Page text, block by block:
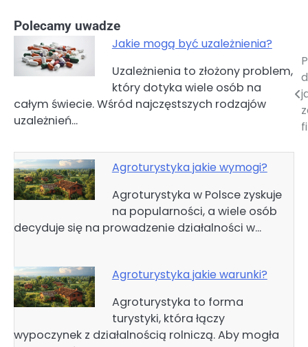
Polecamy uwadze
Jakie mogą być uzależnienia?
Uzależnienia to złożony problem,
który dotyka wiele osób na
całym świecie. Wśród najczęstszych rodzajów
uzależnień…
Agroturystyka jakie wymogi?
Agroturystyka w Polsce zyskuje
na popularności, a wiele osób
decyduje się na prowadzenie działalności w…
Agroturystyka jakie warunki?
Agroturystyka to forma
turystyki, która łączy
wypoczynek z działalnością rolniczą. Aby mogła
Nawigacja